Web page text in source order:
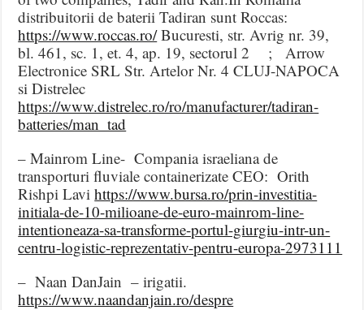
distribuitorii de baterii Tadiran sunt Roccas:
https://www.roccas.ro/Bucuresti, str. Avrig nr. 39,
bl. 461, sc. 1, et. 4, ap. 19, sectorul 2 ; Arrow
Electronice SRL Str. Artelor Nr. 4 CLUJ-NAPOCA
si Distrelec
https://www.distrelec.ro/ro/manufacturer/tadiran-
batteries/man_tad
– Mainrom Line- Compania israeliana de
transporturi fluviale containerizate CEO: Orith
Rishpi Lavihttps://www.bursa.ro/prin-investitia-
initiala-de-10-milioane-de-euro-mainrom-line-
intentioneaza-sa-transforme-portul-giurgiu-intr-un-
centru-logistic-reprezentativ-pentru-europa-2973111
– Naan DanJain – irigatii.
https://www.naandanjain.ro/despre